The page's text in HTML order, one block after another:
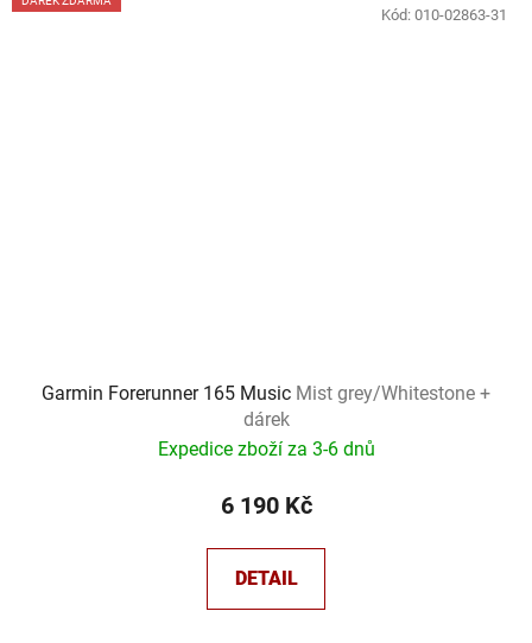
Garmin Forerunner 165 Music Mist grey/Whitestone +
dárek
Expedice zboží za 3-6 dnů
6 190 Kč
DETAIL
Kód: 010-02863-31